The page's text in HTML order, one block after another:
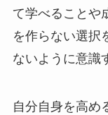
て学べることや
を作らない選択
ないように意識
自分自身を高め